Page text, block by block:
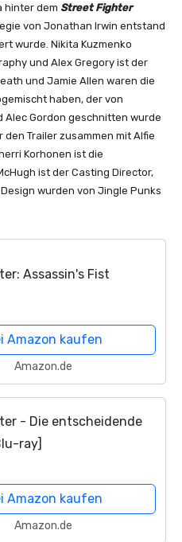
hinter dem Street Fighter
von Jonathan Irwin entstand
wurde. Nikita Kuzmenko
und Alex Gregory ist der
und Jamie Allen waren die
haben, der von
Alec Gordon geschnitten wurde
den Trailer zusammen mit Alfie
Korhonen ist die
ist der Casting Director,
wurden von Jingle Punks
Assassin's Fist
Amazon kaufen
Amazon.de
- Die entscheidende
ray]
Amazon kaufen
Amazon.de